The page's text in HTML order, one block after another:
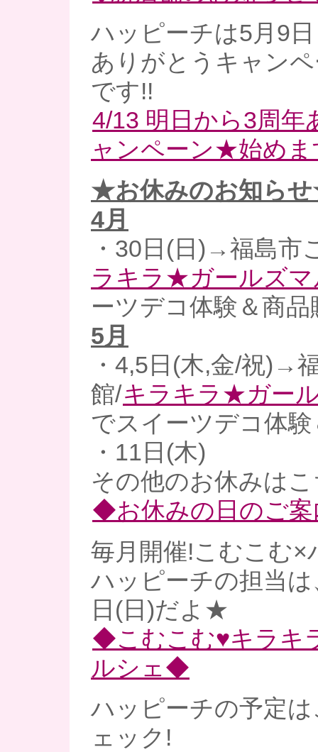
ハッピーチは5月9
ありがとうキャン
です!!
4/13 明日から3周年
ャンペーン★始めま
★お休みのお知ら
4月
・30日(日)→福島市
ラキラ★ガールズマ
ーツデコ体験＆商品
5月
・4,5日(木,金/祝)→
館/キラキラ★ガー
でスイーツデコ体
・11日(木)
その他のお休みは
◆お休みの日のご
毎月開催!こむこむ×
ハッピーチの担当
日(日)だよ★
◆こむこむ♥キラキ
ルシェ◆
ハッピーチの予定
ェック!